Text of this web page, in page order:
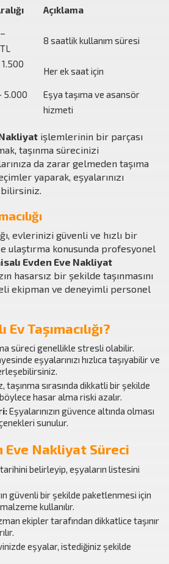
Açıklama
8 saatlik kullanım süresi
Her ek saat için
5.000
Eşya taşıma ve asansör
hizmeti
işlemlerinin bir parçası
taşınma sürecinizi
da zarar gelmeden taşıma
yaparak, eşyalarınızı
evlerinizi güvenli ve hızlı bir
ulaştırma konusunda profesyonel
Evden Eve Nakliyat
hasarsız bir şekilde taşınmasını
ekipman ve deneyimli personel
Taşımacılığı?
süreci genellikle stresli olabilir.
eşyalarınızı hızlıca taşıyabilir ve
taşınma sırasında dikkatli bir şekilde
hasar alma riski azalır.
Eşyalarınızın güvence altında olması
sunulur.
Eve Nakliyat Süreci
tarihini belirleyip, eşyaların listesini
güvenli bir şekilde paketlenmesi için
kullanılır.
ekipler tarafından dikkatlice taşınır
eşyalar, istediğiniz şekilde